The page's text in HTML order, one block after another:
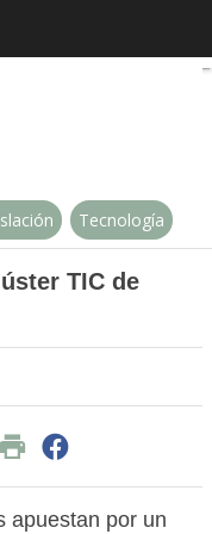
incorpora al Clúster
Tecnología
TIC de
apuestan por un